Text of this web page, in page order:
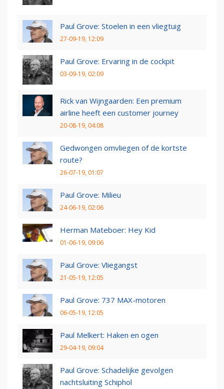
Paul Grove: Stoelen in een vliegtuig
27-09-19, 12:09
Paul Grove: Ervaring in de cockpit
03-09-19, 02:09
Rick van Wijngaarden: Een premium
airline heeft een customer journey
20-08-19, 04:08
Gedwongen omvliegen of de kortste
route?
26-07-19, 01:07
Paul Grove: Milieu
24-06-19, 02:06
Herman Mateboer: Hey Kid
01-06-19, 09:06
Paul Grove: Vliegangst
21-05-19, 12:05
Paul Grove: 737 MAX-motoren
06-05-19, 12:05
Paul Melkert: Haken en ogen
29-04-19, 09:04
Paul Grove: Schadelijke gevolgen
nachtsluiting Schiphol